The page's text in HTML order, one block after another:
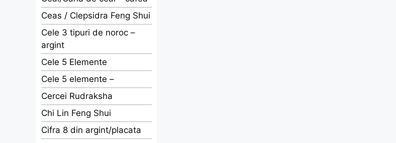
Ceas / Clepsidra Feng Shui
Cele 3 tipuri de noroc –
argint
Cele 5 Elemente
Cele 5 elemente –
Cercei Rudraksha
Chi Lin Feng Shui
Cifra 8 din argint/placata